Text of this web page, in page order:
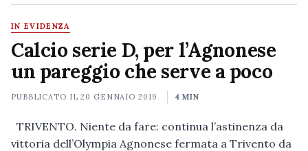
IN EVIDENZA
Calcio serie D, per l’Agnonese
un pareggio che serve a poco
PUBBLICATO IL20 GENNAIO 2019 4 MIN
TRIVENTO. Niente da fare: continua l’astinenza da
vittoria dell’Olympia Agnonese fermata a Trivento da